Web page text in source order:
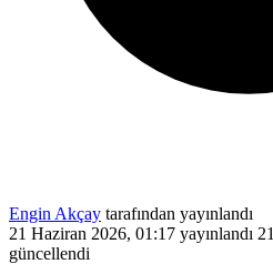
Engin Akçay tarafından yayınlandı
21 Haziran 2026, 01:17 yayınlandı
güncellendi